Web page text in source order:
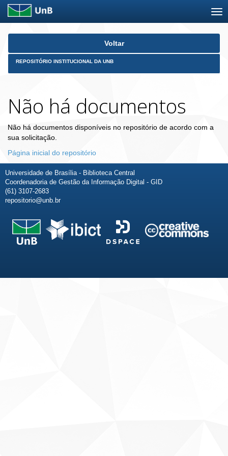
Skip
Voltar
REPOSITÓRIO INSTITUCIONAL DA UNB
Não há documentos
Não há documentos disponíveis no repositório de acordo com a
sua solicitação.
Página inicial do repositório
Universidade de Brasília - Biblioteca Central
Coordenadoria de Gestão da Informação Digital - GID
(61) 3107-2683
repositorio@unb.br